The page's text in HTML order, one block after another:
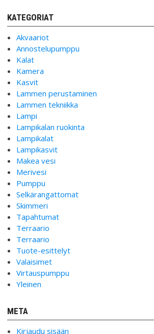
KATEGORIAT
Akvaariot
Annostelupumppu
Kalat
Kamera
Kasvit
Lammen perustaminen
Lammen tekniikka
Lampi
Lampikalan ruokinta
Lampikalat
Lampikasvit
Makea vesi
Merivesi
Pumppu
Selkärangattomat
Skimmeri
Tapahtumat
Terraario
Terraario
Tuote-esittelyt
Valaisimet
Virtauspumppu
Yleinen
META
Kirjaudu sisään